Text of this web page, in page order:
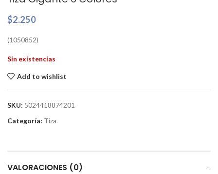
$2.250
(1050852)
Sin existencias
Add to wishlist
SKU: 5024418874201
Categoría: Tiza
VALORACIONES (0)